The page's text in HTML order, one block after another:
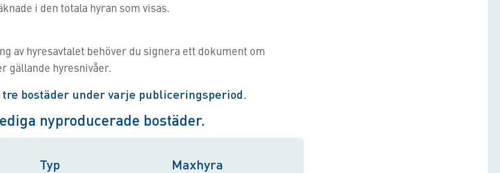
i den totala hyran som visas.
av hyresavtalet behöver du signera ett dokument om
gällande hyresnivåer.
bostäder under varje publiceringsperiod.
nyproducerade bostäder.
Typ Maxhyra